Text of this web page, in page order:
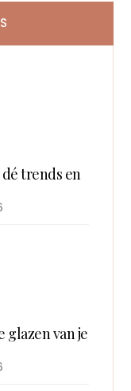
trends en
glazen van je